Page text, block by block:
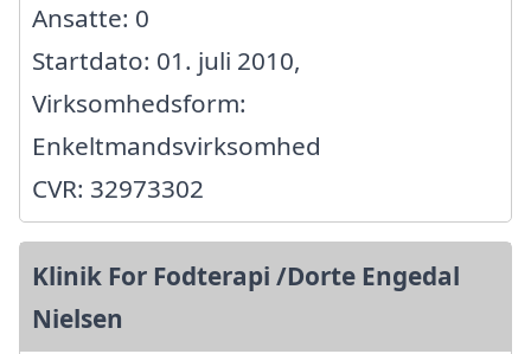
Ansatte: 0
Startdato: 01. juli 2010,
Virksomhedsform:
Enkeltmandsvirksomhed
CVR: 32973302
Klinik For Fodterapi /Dorte Engedal
Nielsen